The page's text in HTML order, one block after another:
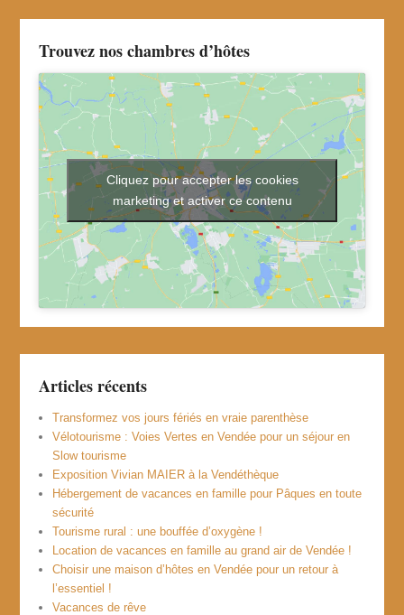
Trouvez nos chambres d’hôtes
Cliquez pour accepter les cookies
marketing et activer ce contenu
Articles récents
Transformez vos jours fériés en vraie parenthèse
Vélotourisme : Voies Vertes en Vendée pour un séjour en
Slow tourisme
Exposition Vivian MAIER à la Vendéthèque
Hébergement de vacances en famille pour Pâques en toute
sécurité
Tourisme rural : une bouffée d’oxygène !
Location de vacances en famille au grand air de Vendée !
Choisir une maison d’hôtes en Vendée pour un retour à
l’essentiel !
Vacances de rêve